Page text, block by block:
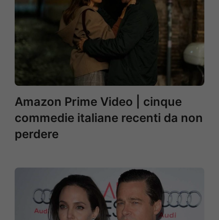
Amazon Prime Video | cinque
commedie italiane recenti da non
perdere